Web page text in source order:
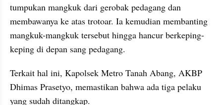
tumpukan mangkuk dari gerobak pedagang dan
membawanya ke atas trotoar. Ia kemudian membanting
mangkuk-mangkuk tersebut hingga hancur berkeping-
keping di depan sang pedagang.
Terkait hal ini, Kapolsek Metro Tanah Abang, AKBP
Dhimas Prasetyo, memastikan bahwa ada tiga pelaku
yang sudah ditangkap.